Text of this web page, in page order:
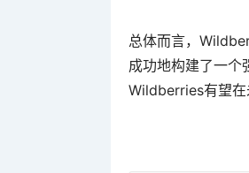
总体而言，
成功地构建了一个
Wildberries有望在